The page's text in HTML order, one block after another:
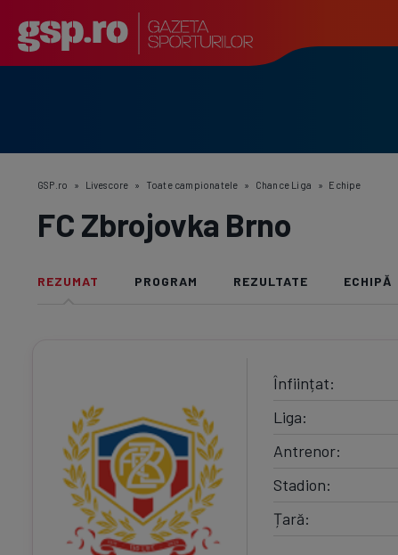
GSP.ro » Livescore » Toate campionatele » Chance Liga » Echipe
FC Zbrojovka Brno
REZUMAT PROGRAM REZULTATE ECHIPĂ
Înființat
Liga
Antrenor
Stadion
Țară